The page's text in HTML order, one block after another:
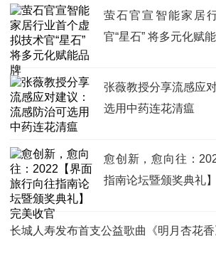
萤石官宣智能家居
官“星石” 将多元化赋
张薇教授分享流感应
选用中药连花清瘟
愈创新，愈向往：
指南论坛暨颁奖典礼
长城人寿发布首支公益歌曲《明月杏花香